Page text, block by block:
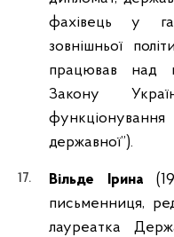
фахівець у
зовнішньої
працював над
Закону
державної”).
Вільде Ірина
письменниця,
лауреатка